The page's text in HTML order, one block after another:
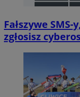
Fałszywe
zgłosisz